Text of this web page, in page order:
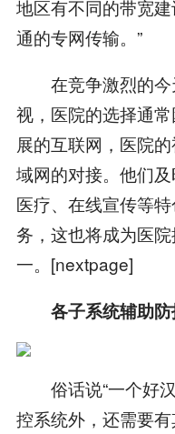
地区有不同的带宽
通的专网传输。”
在竞争激烈的今
视，医院的选择通
展的互联网，医院
域网的对接。他们
医疗、在线宣传等
务，这也将成为医
一。[nextpage]
各子系统辅助
俗话说“一个好汉
控系统外，还需要